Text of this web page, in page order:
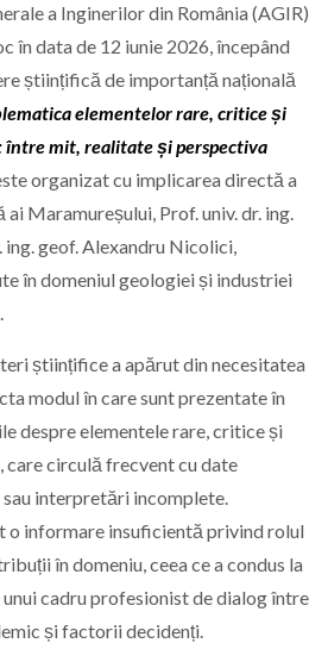
a Inginerilor din România (AGIR)
în data de 12 iunie 2026, începând
științifică de importanță națională
elementelor rare, critice și
între mit, realitate și perspectiva
organizat cu implicarea directă a
Maramureșului, Prof. univ. dr. ing.
geof. Alexandru Nicolici,
în domeniul geologiei și industriei
științifice a apărut din necesitatea
modul în care sunt prezentate în
despre elementele rare, critice și
care circulă frecvent cu date
interpretări incomplete.
o informare insuficientă privind rolul
în domeniu, ceea ce a condus la
cadru profesionist de dialog între
și factorii decidenți.